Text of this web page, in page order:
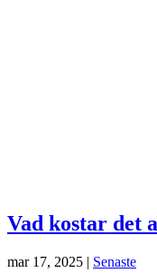
Vad kostar det
mar 17, 2025 | Senaste